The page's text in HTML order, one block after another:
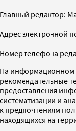
Главный редактор:
Адрес электронной
Номер телефона
На информационном
рекомендательные
предоставления
систематизации и
к предпочтениям
находящихся на